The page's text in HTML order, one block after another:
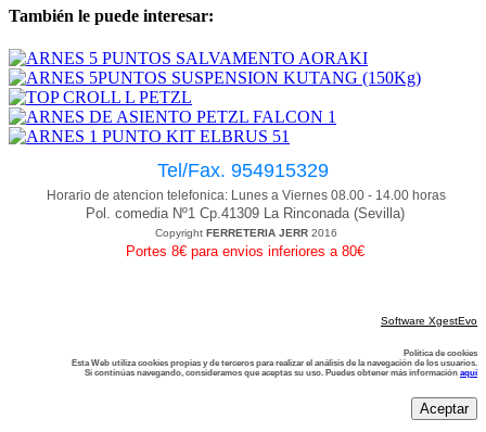
También le puede interesar:
Tel/Fax. 954915329
Horario de atencion telefonica: Lunes a Viernes 08.00 - 14.00 horas
Pol. comedia Nº1 Cp.41309 La Rinconada (Sevilla)
Copyright FERRETERIA JERR 2016
Portes 8€ para envios inferiores a 80€
Software XgestEvo
Política de cookies
Esta Web utiliza cookies propias y de terceros para realizar el análisis de la navegación de los usuarios.
Si continúas navegando, consideramos que aceptas su uso. Puedes obtener más información aquí
Aceptar